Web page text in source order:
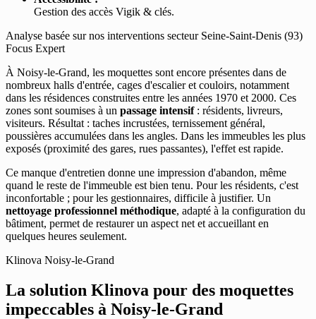
Gestion des accès Vigik & clés.
Analyse basée sur nos interventions secteur Seine-Saint-Denis (93)
Focus Expert
À Noisy-le-Grand, les moquettes sont encore présentes dans de
nombreux halls d'entrée, cages d'escalier et couloirs, notamment
dans les résidences construites entre les années 1970 et 2000. Ces
zones sont soumises à un passage intensif: résidents, livreurs,
visiteurs. Résultat : taches incrustées, ternissement général,
poussières accumulées dans les angles. Dans les immeubles les plus
exposés (proximité des gares, rues passantes), l'effet est rapide.
Ce manque d'entretien donne une impression d'abandon, même
quand le reste de l'immeuble est bien tenu. Pour les résidents, c'est
inconfortable ; pour les gestionnaires, difficile à justifier. Un
nettoyage professionnel méthodique, adapté à la configuration du
bâtiment, permet de restaurer un aspect net et accueillant en
quelques heures seulement.
Klinova Noisy-le-Grand
La solution Klinova pour des moquettes
impeccables à Noisy-le-Grand